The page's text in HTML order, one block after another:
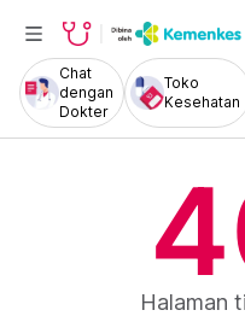
Chat
dengan
Dokter
Toko
Kesehatan
Halaman